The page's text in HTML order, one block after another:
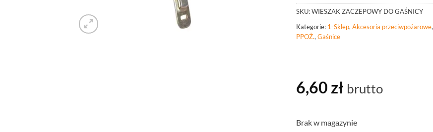
SKU:WIESZAK ZACZEPOWY DO GAŚNICY
Kategorie: 1-Sklep, Akcesoria przeciwpożarowe,
PPOŻ., Gaśnice
6,60 zł brutto
Brak w magazynie